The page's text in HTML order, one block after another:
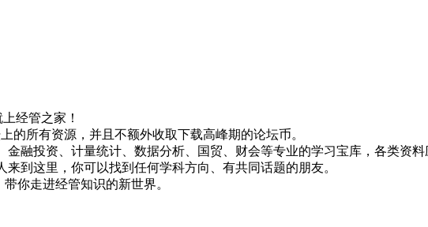
经管之家！
的所有资源，并且不额外收取下载高峰期的论坛币。
融投资、计量统计、数据分析、国贸、财会等专业的学习宝库，各类资料
到这里，你可以找到任何学科方向、有共同话题的朋友。
你走进经管知识的新世界。